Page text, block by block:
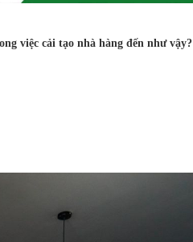
việc cải tạo nhà hàng đến như vậy?